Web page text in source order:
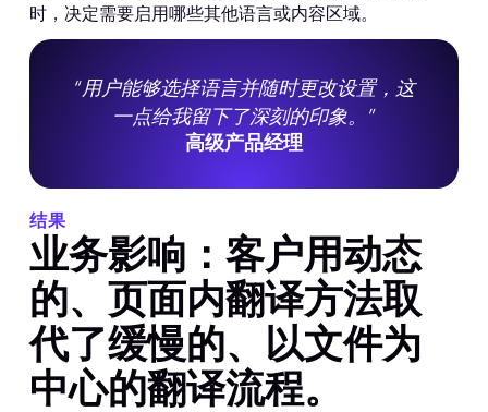
时，决定需要启用哪些其他语言或内容区域。
“用户能够选择语言并随时更改设置，这
一点给我留下了深刻的印象。”
高级产品经理
结果
业务影响：客户用动态
的、页面内翻译方法取
代了缓慢的、以文件为
中心的翻译流程。